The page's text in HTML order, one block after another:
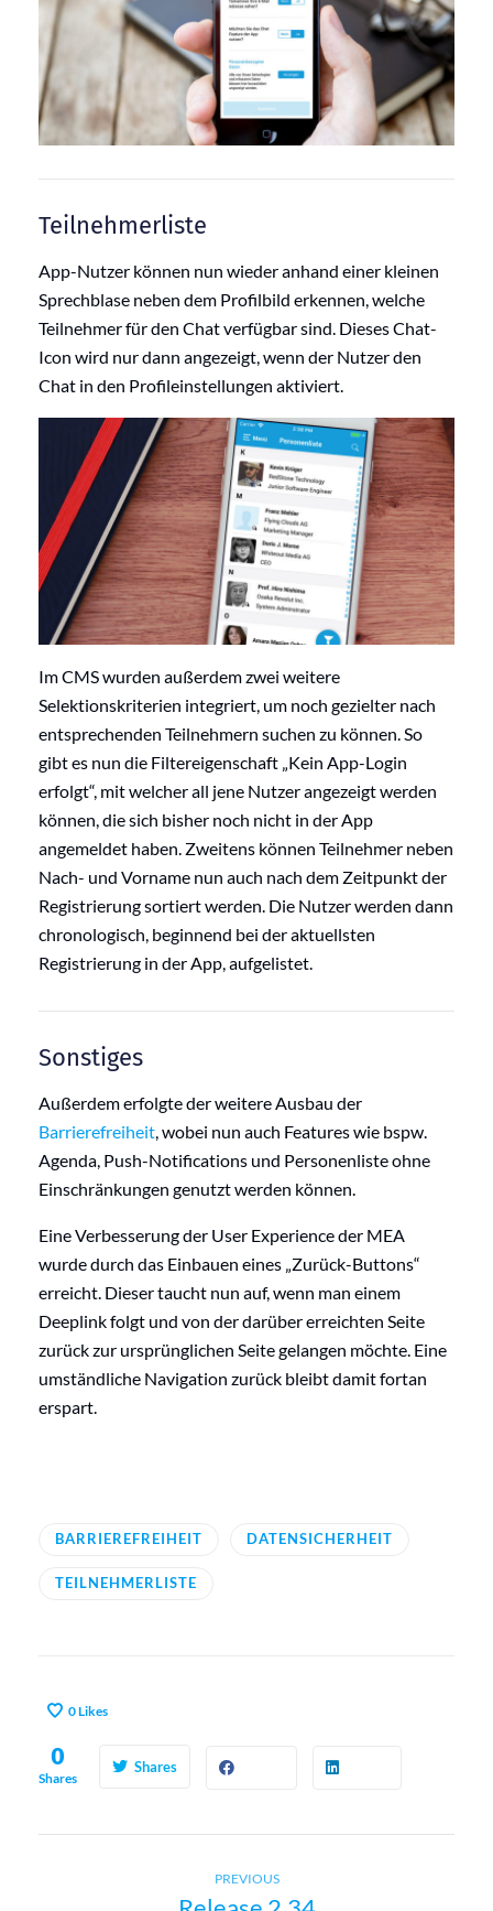
Teilnehmerliste
App-Nutzer können nun wieder anhand einer kleinen
Sprechblase neben dem Profilbild erkennen, welche
Teilnehmer für den Chat verfügbar sind. Dieses Chat-
Icon wird nur dann angezeigt, wenn der Nutzer den
Chat in den Profileinstellungen aktiviert.
Im CMS wurden außerdem zwei weitere
Selektionskriterien integriert, um noch gezielter nach
entsprechenden Teilnehmern suchen zu können. So
gibt es nun die Filtereigenschaft „Kein App-Login
erfolgt“, mit welcher all jene Nutzer angezeigt werden
können, die sich bisher noch nicht in der App
angemeldet haben. Zweitens können Teilnehmer neben
Nach- und Vorname nun auch nach dem Zeitpunkt der
Registrierung sortiert werden. Die Nutzer werden dann
chronologisch, beginnend bei der aktuellsten
Registrierung in der App, aufgelistet.
Sonstiges
Außerdem erfolgte der weitere Ausbau der
Barrierefreiheit, wobei nun auch Features wie bspw.
Agenda, Push-Notifications und Personenliste ohne
Einschränkungen genutzt werden können.
Eine Verbesserung der User Experience der MEA
wurde durch das Einbauen eines „Zurück-Buttons“
erreicht. Dieser taucht nun auf, wenn man einem
Deeplink folgt und von der darüber erreichten Seite
zurück zur ursprünglichen Seite gelangen möchte. Eine
umständliche Navigation zurück bleibt damit fortan
erspart.
BARRIEREFREIHEIT DATENSICHERHEIT
TEILNEHMERLISTE
0Likes
0
Shares
Shares
PREVIOUSPrevious
post: